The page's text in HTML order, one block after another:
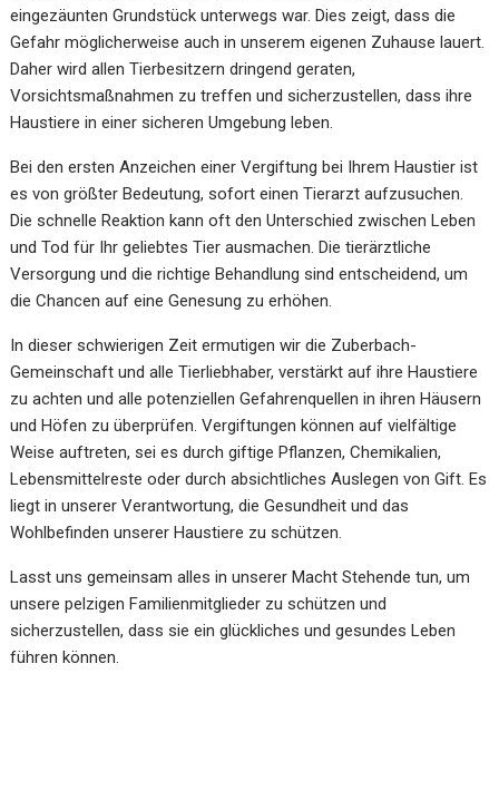
eingezäunten Grundstück unterwegs war. Dies zeigt, dass die
Gefahr möglicherweise auch in unserem eigenen Zuhause lauert.
Daher wird allen Tierbesitzern dringend geraten,
Vorsichtsmaßnahmen zu treffen und sicherzustellen, dass ihre
Haustiere in einer sicheren Umgebung leben.
Bei den ersten Anzeichen einer Vergiftung bei Ihrem Haustier ist
es von größter Bedeutung, sofort einen Tierarzt aufzusuchen.
Die schnelle Reaktion kann oft den Unterschied zwischen Leben
und Tod für Ihr geliebtes Tier ausmachen. Die tierärztliche
Versorgung und die richtige Behandlung sind entscheidend, um
die Chancen auf eine Genesung zu erhöhen.
In dieser schwierigen Zeit ermutigen wir die Zuberbach-
Gemeinschaft und alle Tierliebhaber, verstärkt auf ihre Haustiere
zu achten und alle potenziellen Gefahrenquellen in ihren Häusern
und Höfen zu überprüfen. Vergiftungen können auf vielfältige
Weise auftreten, sei es durch giftige Pflanzen, Chemikalien,
Lebensmittelreste oder durch absichtliches Auslegen von Gift. Es
liegt in unserer Verantwortung, die Gesundheit und das
Wohlbefinden unserer Haustiere zu schützen.
Lasst uns gemeinsam alles in unserer Macht Stehende tun, um
unsere pelzigen Familienmitglieder zu schützen und
sicherzustellen, dass sie ein glückliches und gesundes Leben
führen können.